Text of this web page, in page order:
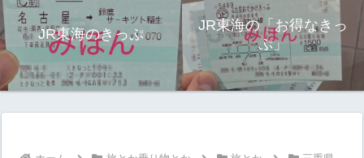
JR東海のきっぷ
JR東海の「お得なきっ
ぷ」